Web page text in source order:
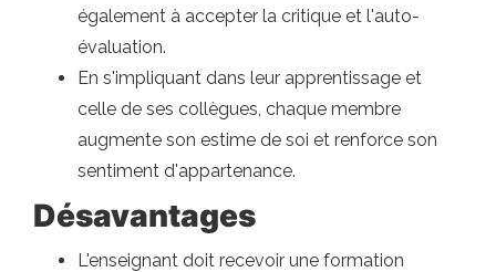
également à accepter la critique et l'auto-
évaluation.
En s'impliquant dans leur apprentissage et
celle de ses collègues, chaque membre
augmente son estime de soi et renforce son
sentiment d'appartenance.
Désavantages
L'enseignant doit recevoir une formation